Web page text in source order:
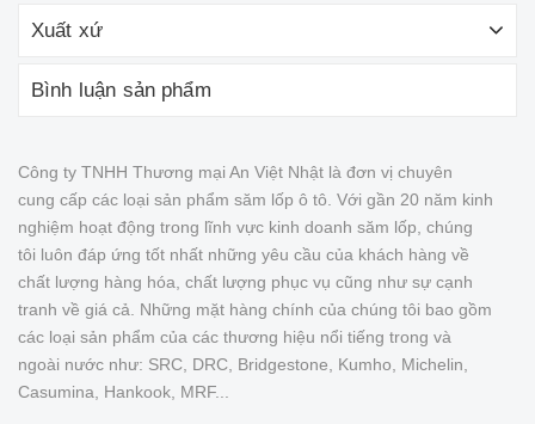
Xuất xứ
Bình luận sản phẩm
Công ty TNHH Thương mại An Việt Nhật là đơn vị chuyên
cung cấp các loại sản phẩm săm lốp ô tô. Với gần 20 năm kinh
nghiệm hoạt động trong lĩnh vực kinh doanh săm lốp, chúng
tôi luôn đáp ứng tốt nhất những yêu cầu của khách hàng về
chất lượng hàng hóa, chất lượng phục vụ cũng như sự cạnh
tranh về giá cả. Những mặt hàng chính của chúng tôi bao gồm
các loại sản phẩm của các thương hiệu nổi tiếng trong và
ngoài nước như: SRC, DRC, Bridgestone, Kumho, Michelin,
Casumina, Hankook, MRF...